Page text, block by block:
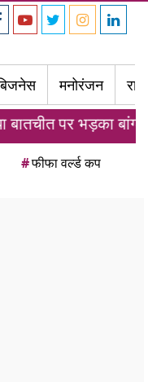
मनोरंजन
पर भड़का बांग्लादेश,
#फीफा वर्ल्ड कप